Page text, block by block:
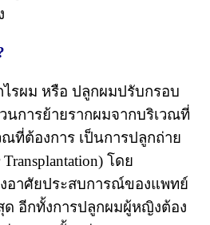
รผม หรือ ปลูกผมปรับกรอบ
การย้ายรากผมจากบริเวณที่
ที่ต้องการ เป็นการปลูกถ่าย
โดย
อาศัยประสบการณ์ของแพทย์
ด อีกทั้งการปลูกผมผู้หญิงต้อง